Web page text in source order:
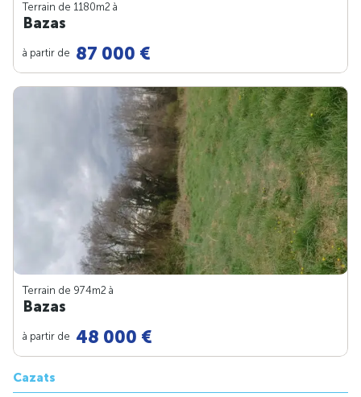
Terrain de 1180m2 à
Bazas
à partir de 87 000 €
Terrain de 974m2 à
Bazas
à partir de 48 000 €
Cazats